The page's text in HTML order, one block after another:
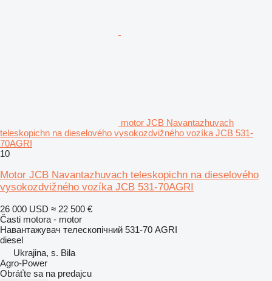
motor JCB Navantazhuvach
teleskopichn na dieselového vysokozdvižného vozíka JCB 531-
70AGRI
10
Motor JCB Navantazhuvach teleskopichn na dieselového
vysokozdvižného vozíka JCB 531-70AGRI
26 000 USD ≈ 22 500 €
Časti motora - motor
Навантажувач телескопічний 531-70 AGRI
diesel
Ukrajina, s. Bila
Agro-Power
Obráťte sa na predajcu